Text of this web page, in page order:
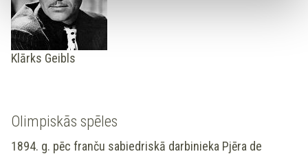
Klārks Geibls
Olimpiskās spēles
1894. g. pēc franču sabiedriskā darbinieka Pjēra de